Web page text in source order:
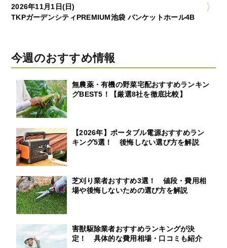
2026年11月1日(日)
TKPガーデンシティPREMIUM池袋 バンケットホール4B
今週のおすすめ情報
無農薬・有機の野菜宅配おすすめランキン
グBEST5！【厳選8社を徹底比較】
【2026年】ポータブル電源おすすめラン
キング5選！ 後悔しない選び方を解説
芝刈り業者おすすめ3選！ 値段・費用相
場や後悔しないための選び方を解説
害獣駆除業者おすすめランキングが決
定！ 具体的な費用相場・口コミも紹介